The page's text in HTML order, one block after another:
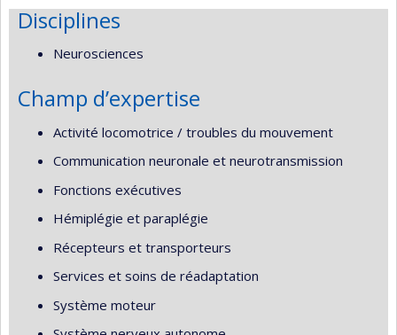
Disciplines
Neurosciences
Champ d’expertise
Activité locomotrice / troubles du mouvement
Communication neuronale et neurotransmission
Fonctions exécutives
Hémiplégie et paraplégie
Récepteurs et transporteurs
Services et soins de réadaptation
Système moteur